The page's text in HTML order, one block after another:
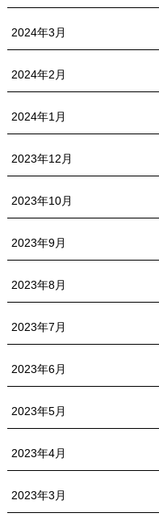
2024年3月
2024年2月
2024年1月
2023年12月
2023年10月
2023年9月
2023年8月
2023年7月
2023年6月
2023年5月
2023年4月
2023年3月